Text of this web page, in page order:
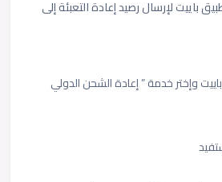
باييت لإرسال رصيد إعادة التعبئة إلى
وإختر خدمة ” إعادة الشحن الدولي